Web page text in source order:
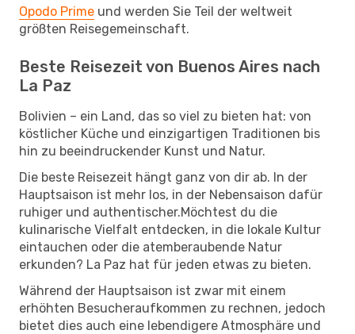
Opodo Prime und werden Sie Teil der weltweit
größten Reisegemeinschaft.
Beste Reisezeit von Buenos Aires nach
La Paz
Bolivien – ein Land, das so viel zu bieten hat: von
köstlicher Küche und einzigartigen Traditionen bis
hin zu beeindruckender Kunst und Natur.
Die beste Reisezeit hängt ganz von dir ab. In der
Hauptsaison ist mehr los, in der Nebensaison dafür
ruhiger und authentischer.Möchtest du die
kulinarische Vielfalt entdecken, in die lokale Kultur
eintauchen oder die atemberaubende Natur
erkunden? La Paz hat für jeden etwas zu bieten.
Während der Hauptsaison ist zwar mit einem
erhöhten Besucheraufkommen zu rechnen, jedoch
bietet dies auch eine lebendigere Atmosphäre und